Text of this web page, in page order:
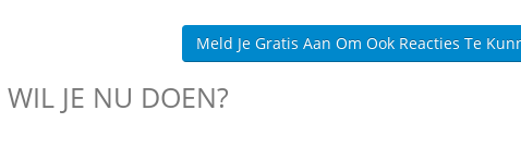
Meld Je Gratis Aan Om Ook Reacties Te
JE NU DOEN?